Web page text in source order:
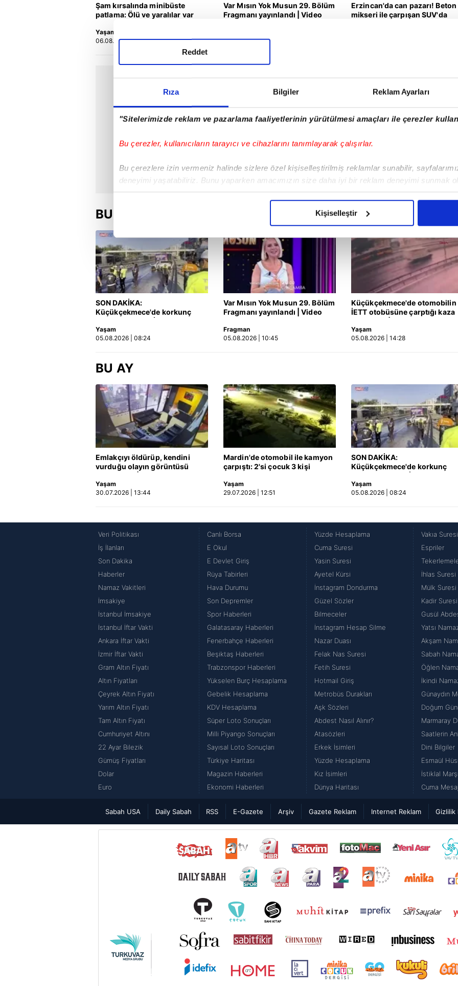
Rıza Bilgiler Reklam Ayarları
"Sitelerimizde reklam ve pazarlama faaliyetlerinin yürütülmesi amaçları ile çerezler
Bu çerezler, kullanıcıların tarayıcı ve cihazlarını tanımlayarak çalışırlar.
Bu çerezlere izin vermeniz halinde sizlere özel kişiselleştirilmiş reklamlar sunabilir,
deneyimi yaşatabiliriz. Bunu yaparken amacımızın size daha iyi bir reklam deneyimi sunmak
içerikleri sunabilmek adına elimizden gelen çabayı gösterdiğimizi ve bu noktada, reklamların
Sizlere daha iyi bir hizmet sunabilmek için İnternet Sitemizde kendimize ve üçüncü kişilere ait
çerezler vasıtasıyla çeşitli kişisel verileriniz işlenmekte olup gerekli olan çerezler bilgi toplumu
amacıyla kullanılmaktadır. Diğer çerezler, sitemizin daha işlevsel kılınması ve
reklam/pazarlama faaliyetlerinin yapılması, amaçlarıyla sınırlı olarak açık rızanız dahilinde
Çerezlere ilişkin tercihlerinizi aşağıda yer alan panel vasıtasıyla belirleyebilirsiniz. Çerezlere
Çerez Bilgilendirme Metnimizi ziyaret edebilirsiniz.
mevzuata uygun olarak kullanılan çerezlerle ilgili bilgi almak için lütfen
Reddet
Kişiselleştir
Şam kırsalında minibüste
patlama: Ölü ve yaralılar var
Yaşam
06.08.2026 | 21:34
Var Mısın Yok Musun 29. Bölüm
Fragmanı yayınlandı | Video
05.08.2026 | 10:45
Erzincan'da can pazarı! Beton
mikseri ile çarpışan SUV'da
BU HAFTA
SON DAKİKA:
Küçükçekmece'de korkunç
otobüsüne çarptı: 3 kişi
hayatını kaybetti | Video
Yaşam
05.08.2026 | 08:24
Var Mısın Yok Musun 29. Bölüm
Fragmanı yayınlandı | Video
Fragman
05.08.2026 | 10:45
Küçükçekmece'de otomobilin
İETT otobüsüne çarptığı kaza
Yaşam
05.08.2026 | 14:28
BU AY
Emlakçıyı öldürüp, kendini
vurduğu olayın görüntüsü
Yaşam
30.07.2026 | 13:44
Mardin'de otomobil ile kamyon
çarpıştı: 2'si çocuk 3 kişi
kamerada
Yaşam
29.07.2026 | 12:51
SON DAKİKA:
Küçükçekmece'de korkunç
otobüsüne çarptı: 3 kişi
hayatını kaybetti | Video
Yaşam
05.08.2026 | 08:24
Veri Politikası
İş İlanları
Son Dakika
Haberler
Namaz Vakitleri
İmsakiye
İstanbul İmsakiye
İstanbul İftar Vakti
Ankara İftar Vakti
İzmir İftar Vakti
Gram Altın Fiyatı
Altın Fiyatları
Çeyrek Altın Fiyatı
Yarım Altın Fiyatı
Tam Altın Fiyatı
Cumhuriyet Altını
22 Ayar Bilezik
Gümüş Fiyatları
Dolar
Euro
Canlı Borsa
E Okul
E Devlet Giriş
Rüya Tabirleri
Hava Durumu
Son Depremler
Spor Haberleri
Galatasaray Haberleri
Fenerbahçe Haberleri
Beşiktaş Haberleri
Trabzonspor Haberleri
Yükselen Burç Hesaplama
Gebelik Hesaplama
KDV Hesaplama
Süper Loto Sonuçları
Milli Piyango Sonuçları
Sayısal Loto Sonuçları
Türkiye Haritası
Magazin Haberleri
Ekonomi Haberleri
Yüzde Hesaplama
Cuma Suresi
Yasin Suresi
Ayetel Kürsi
İnstagram Dondurma
Güzel Sözler
Bilmeceler
İnstagram Hesap Silme
Nazar Duası
Felak Nas Suresi
Fetih Suresi
Hotmail Giriş
Metrobüs Durakları
Aşk Sözleri
Abdest Nasıl Alınır?
Atasözleri
Erkek İsimleri
Yüzde Hesaplama
Kız İsimleri
Dünya Haritası
Vakıa Suresi
Espriler
İhlas Suresi
Mülk Suresi
Kadir Suresi
Gusül
Yatsı
Akşam
Sabah
Öğlen
İkindi
Günaydın
Doğum
Marmaray
Saatlerin
Dini Bilgiler
Esmaül
İstiklal Marşı
Cuma
Sabah USA Daily Sabah RSS E-Gazete Arşiv Gazete Reklam Internet Reklam Gizlilik